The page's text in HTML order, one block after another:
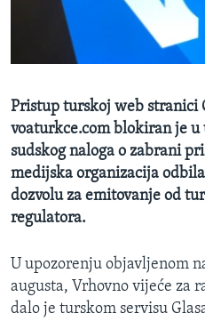
MAGAZIN
O GLASU AMERIKE
Learning English
PRATITE NAS
Jezici
Pristup turskoj web stranici
voaturkce.com blokiran je
sudskog naloga o zabrani
medijska organizacija
dozvolu za emitovanje od
regulatora.
U upozorenju objavljenom
augusta, Vrhovno vijeće za
dalo je turskom servisu